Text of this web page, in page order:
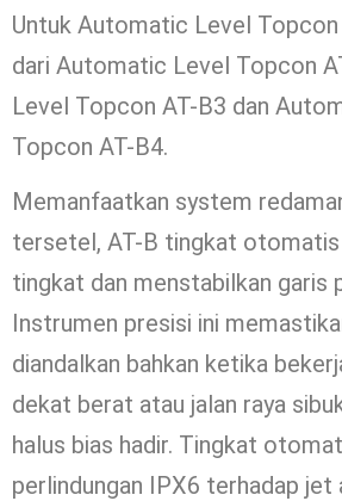
Untuk Automatic Level Topcon
dari Automatic Level Topcon
Level Topcon AT-B3 dan
Topcon AT-B4.
Memanfaatkan system
tersetel, AT-B tingkat
tingkat dan menstabilkan garis
Instrumen presisi ini
diandalkan bahkan ketika
dekat berat atau jalan raya
halus bias hadir. Tingkat
perlindungan IPX6 terhadap jet